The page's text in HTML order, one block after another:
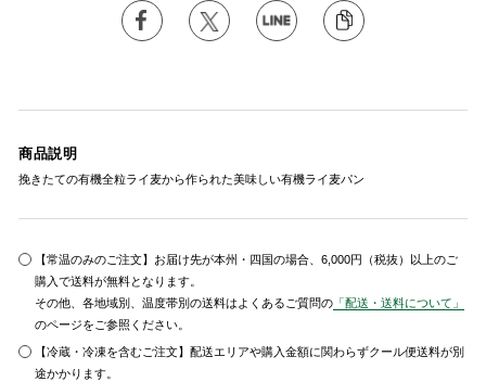
商品説明
挽きたての有機全粒ライ麦から作られた美味しい有機ライ麦パン
【常温のみのご注文】お届け先が本州・四国の場合、6,000円（税抜）以上のご
購入で送料が無料となります。
その他、各地域別、温度帯別の送料はよくあるご質問の 「配送・送料について」
のページをご参照ください。
【冷蔵・冷凍を含むご注文】配送エリアや購入金額に関わらずクール便送料が別
途かかります。